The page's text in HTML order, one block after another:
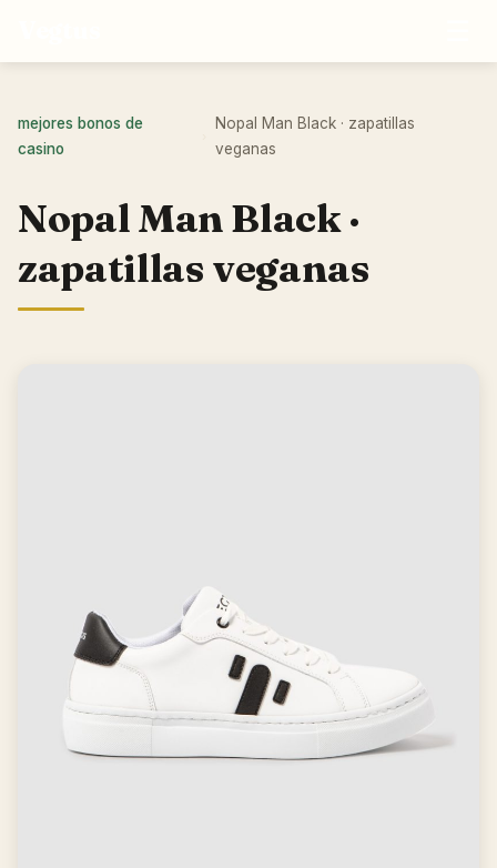
mejores bonos de
casino
Nopal Man Black · zapatillas
veganas
Nopal Man Black ·
zapatillas veganas